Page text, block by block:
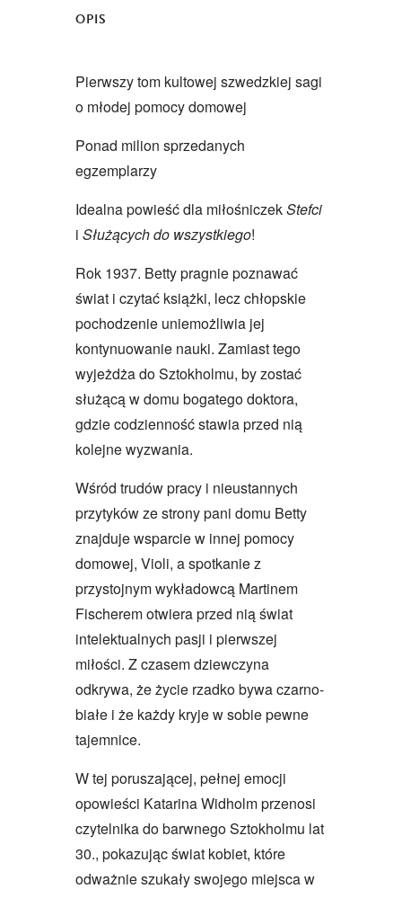
OPIS
Pierwszy tom kultowej szwedzkiej sagi
o młodej pomocy domowej
Ponad milion sprzedanych
egzemplarzy
Idealna powieść dla miłośniczekStefci
i Służących do wszystkiego!
Rok 1937. Betty pragnie poznawać
świat i czytać książki, lecz chłopskie
pochodzenie uniemożliwia jej
kontynuowanie nauki. Zamiast tego
wyjeżdża do Sztokholmu, by zostać
służącą w domu bogatego doktora,
gdzie codzienność stawia przed nią
kolejne wyzwania.
Wśród trudów pracy i nieustannych
przytyków ze strony pani domu Betty
znajduje wsparcie w innej pomocy
domowej, Violi, a spotkanie z
przystojnym wykładowcą Martinem
Fischerem otwiera przed nią świat
intelektualnych pasji i pierwszej
miłości. Z czasem dziewczyna
odkrywa, że życie rzadko bywa czarno-
białe i że każdy kryje w sobie pewne
tajemnice.
W tej poruszającej, pełnej emocji
opowieści Katarina Widholm przenosi
czytelnika do barwnego Sztokholmu lat
30., pokazując świat kobiet, które
odważnie szukały swojego miejsca w